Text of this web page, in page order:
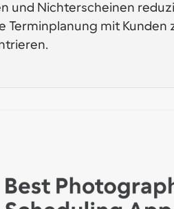
und Nichterscheinen
Terminplanung mit Kunden